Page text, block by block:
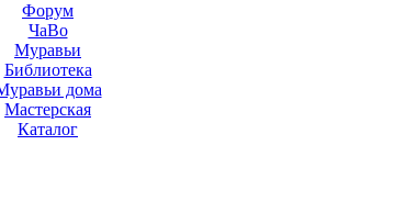
Форум
ЧаВо
Муравьи
Библиотека
дома
Мастерская
Каталог